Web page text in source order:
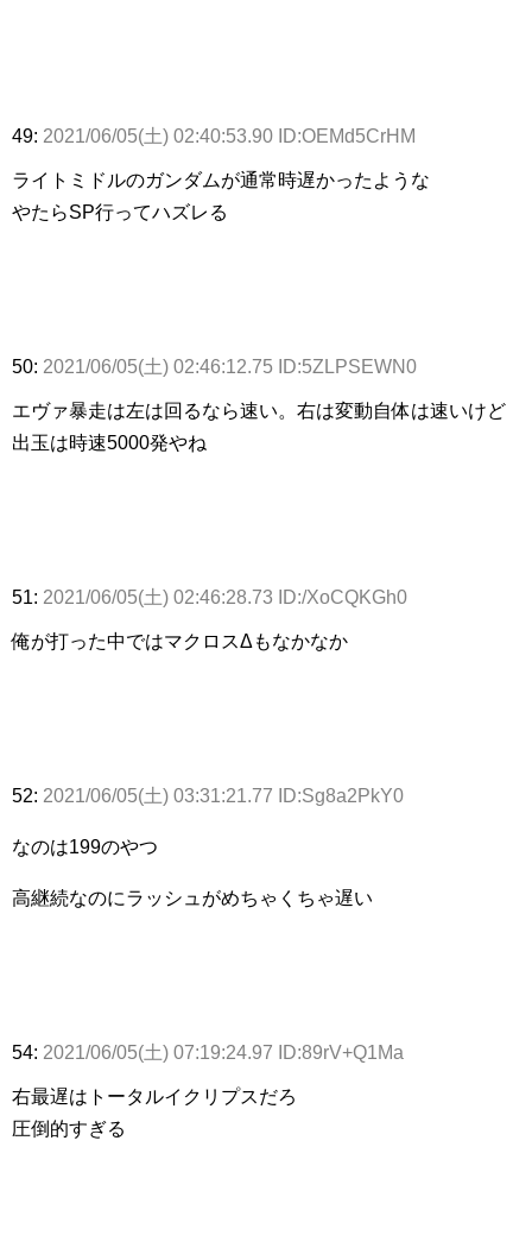
49: 2021/06/05(土) 02:40:53.90 ID:OEMd5CrHM
ライトミドルのガンダムが通常時遅かったような
やたらSP行ってハズレる
50: 2021/06/05(土) 02:46:12.75 ID:5ZLPSEWN0
エヴァ暴走は左は回るなら速い。右は変動自体は速いけど
出玉は時速5000発やね
51: 2021/06/05(土) 02:46:28.73 ID:/XoCQKGh0
俺が打った中ではマクロスΔもなかなか
52: 2021/06/05(土) 03:31:21.77 ID:Sg8a2PkY0
なのは199のやつ
高継続なのにラッシュがめちゃくちゃ遅い
54: 2021/06/05(土) 07:19:24.97 ID:89rV+Q1Ma
右最遅はトータルイクリプスだろ
圧倒的すぎる